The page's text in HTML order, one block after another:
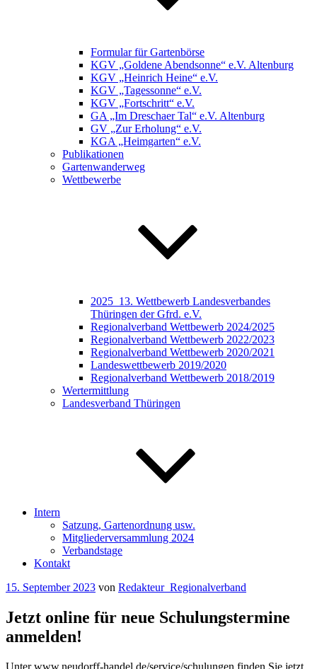
Formular für Gartenbörse
KGV „Goldene Abendsonne“ e.V. Altenburg
KGV „Heinrich Heine“ e.V.
KGV „Tagessonne“ e.V.
KGV „Fortschritt“ e.V.
GA „Im Dreschaer Tal“ e.V. Altenburg
GV „Zur Erholung“ e.V.
KGA „Heimgarten“ e.V.
Publikationen
Gartenwanderweg
Wettbewerbe
2025_13. Wettbewerb Landesverbandes
Thüringen der Gfrd. e.V.
Regionalverband Wettbewerb 2024/2025
Regionalverband Wettbewerb 2022/2023
Regionalverband Wettbewerb 2020/2021
Landeswettbewerb 2019/2020
Regionalverband Wettbewerb 2018/2019
Wertermittlung
Landesverband Thüringen
Intern
Satzung, Gartenordnung usw.
Mitgliederversammlung 2024
Verbandstage
Kontakt
Veröffentlicht
15. September 2023 von Redakteur_Regionalverband
Jetzt online für neue Schulungstermine
anmelden!
Unter www.neudorff-handel.de/service/schulungen finden Sie jetzt